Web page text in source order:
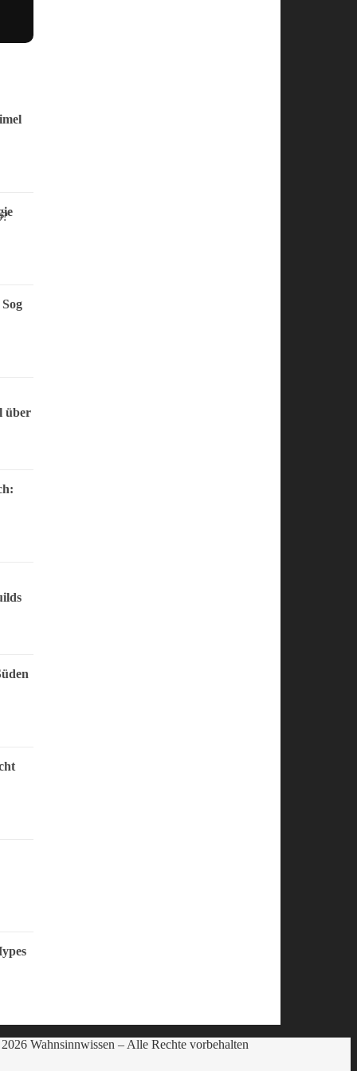
über
Wahnsinnwissen – Alle Rechte vorbehalten